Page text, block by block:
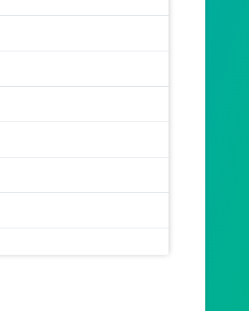
( một ) đã sửa